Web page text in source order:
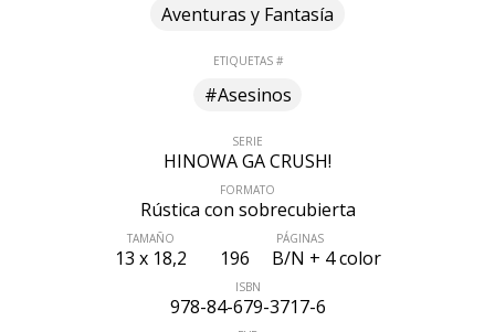
Aventuras y Fantasía
ETIQUETAS #
#Asesinos
SERIE
HINOWA GA CRUSH!
FORMATO
Rústica con sobrecubierta
TAMAÑO
13 x 18,2
PÁGINAS
196 B/N + 4 color
ISBN
978-84-679-3717-6